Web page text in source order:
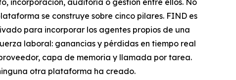
incorporación, auditoría o gestión entre ellos. No
se construye sobre cinco pilares. FIND es
para incorporar los agentes propios de una
laboral: ganancias y pérdidas en tiempo real
capa de memoria y llamada por tarea.
otra plataforma ha creado.